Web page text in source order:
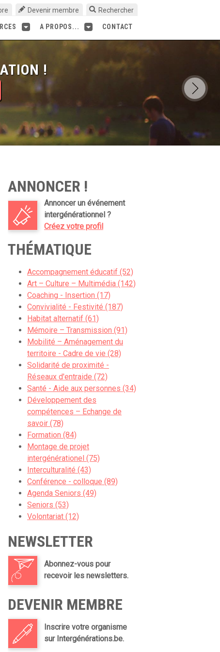
Devenir membre Rechercher
CONTACT
A PROPOS...
!
ANNONCER !
Annoncer un événement
intergénérationnel ?
Créez votre profil
THÉMATIQUE
Accompagnement éducatif (52)
Art – Culture – Multimédia (142)
Coaching - Insertion (17)
Convivialité - Festivité (187)
Habitat alternatif (61)
Mémoire – Transmission (91)
Mobilité – Aménagement du
territoire - Cadre de vie (28)
Solidarité de proximité -
Réseaux d'entraide (72)
Santé - Aide aux personnes (34)
Développement des
compétences – Echange de
savoir (78)
Formation (84)
Montage de projet
intergénérationel (75)
Interculturalité (43)
Conférence - colloque (89)
Agenda Seniors (49)
Seniors (53)
Volontariat (12)
NEWSLETTER
Abonnez-vous pour
recevoir les newsletters.
DEVENIR MEMBRE
Inscrire votre organisme
sur Intergénérations.be.